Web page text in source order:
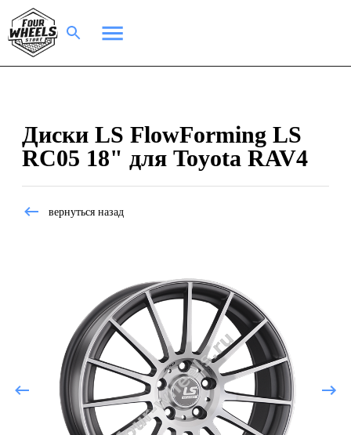
Диски LS FlowForming LS
RC05 18" для Toyota RAV4
вернуться назад